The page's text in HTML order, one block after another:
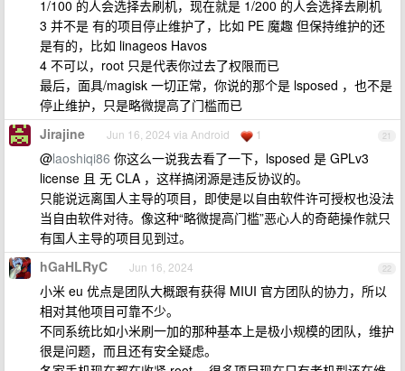
1/100 的人会选择去刷机，现在就是 1/200 的人会选择去刷机
3 并不是 有的项目停止维护了，比如 PE 魔趣 但保持维护的还
是有的，比如 linageos Havos
4 不可以，root 只是代表你过去了权限而已
最后，面具/magisk 一切正常，你说的那个是 lsposed ，也不是
停止维护，只是略微提高了门槛而已
21
Jirajine Jun 16, 2024 via Android 1
@laoshiqi86 你这么一说我去看了一下，lsposed 是 GPLv3
license 且 无 CLA ，这样搞闭源是违反协议的。
只能说远离国人主导的项目，即使是以自由软件许可授权也没法
当自由软件对待。像这种“略微提高门槛”恶心人的奇葩操作就只
有国人主导的项目见到过。
22
hGaHLRyC Jun 16, 2024
小米 eu 优点是团队大概跟有获得 MIUI 官方团队的协力，所以
相对其他项目可靠不少。
不同系统比如小米刷一加的那种基本上是极小规模的团队，维护
很是问题，而且还有安全疑虑。